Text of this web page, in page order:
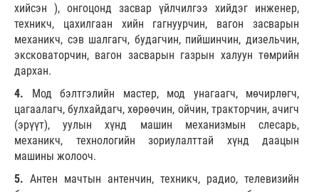
хийсэн ), онгоцонд засвар үйлчилгээ хийдэг инженер,
техникч, цахилгаан хийн гагнуурчин, вагон засварын
механикч, сэв шалгагч, будагчин, пийшинчин, дизельчин,
эксковаторчин, вагон засварын газрын халуун төмрийн
дархан.
4. Мод бэлтгэлийн мастер, мод унагаагч, мөчирлөгч,
цагаалагч, булхайдагч, хөрөөчин, ойчин, тракторчин, ачигч
(эрүүт), уулын хүнд машин механизмын слесарь,
механикч, технологийн зориулалттай хүнд даацын
машины жолооч.
5. Антен мачтын антенчин, техникч, радио, телевизийн